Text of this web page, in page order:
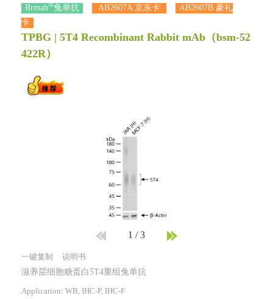
Rrmab®兔单抗 AB2607A 京东卡
AB2607B 豪礼
卡
TPBG | 5T4 Recombinant Rabbit mAb （bsm-52
422R）
1 /3
一键复制 说明书
滋养层细胞糖蛋白5T4重组兔单抗
Application: WB, IHC-P, IHC-F